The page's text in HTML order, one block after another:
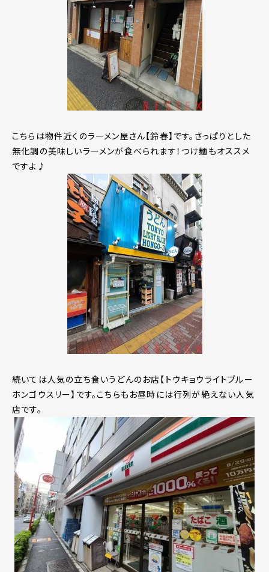
こちらは物件近くのラーメン屋さん【鈴春】です。さっぱりとした
無化調の美味しいラーメンが食べられます！つけ麺もオススメ
ですよ♪
続いては人気の立ち食いうどんのお店【トウキョウライトブルー
ホンゴウスリー】です。こちらもお昼時には行列が絶えない人気
店です。